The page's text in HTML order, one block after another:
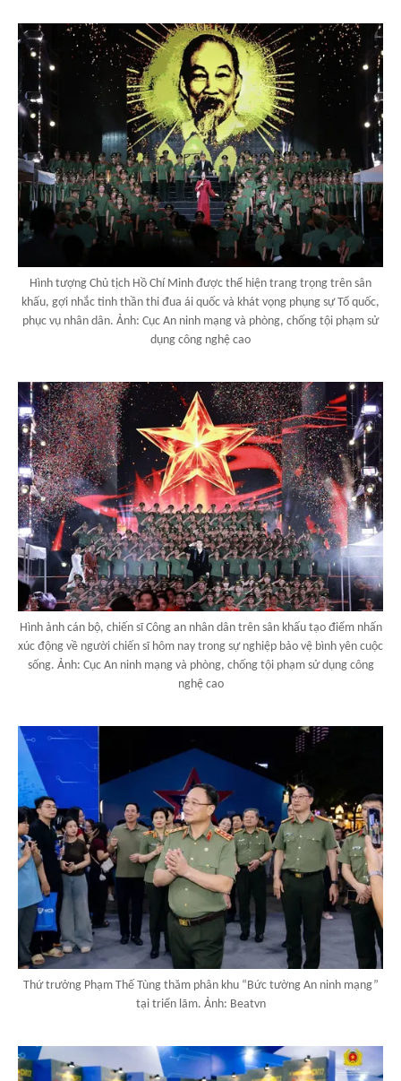
Hình tượng Chủ tịch Hồ Chí Minh được thể hiện trang trọng trên sân
khấu, gợi nhắc tinh thần thi đua ái quốc và khát vọng phụng sự Tổ quốc,
phục vụ nhân dân. Ảnh: Cục An ninh mạng và phòng, chống tội phạm sử
dụng công nghệ cao
Hình ảnh cán bộ, chiến sĩ Công an nhân dân trên sân khấu tạo điểm nhấn
xúc động về người chiến sĩ hôm nay trong sự nghiệp bảo vệ bình yên cuộc
sống. Ảnh: Cục An ninh mạng và phòng, chống tội phạm sử dụng công
nghệ cao
Thứ trưởng Phạm Thế Tùng thăm phân khu “Bức tường An ninh mạng”
tại triển lãm. Ảnh: Beatvn